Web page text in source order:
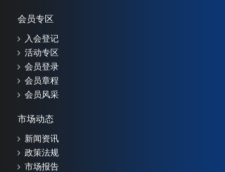
会员专区
入会登记
活动专区
会员登录
会员章程
会员风采
市场动态
新闻资讯
政策法规
市场报告